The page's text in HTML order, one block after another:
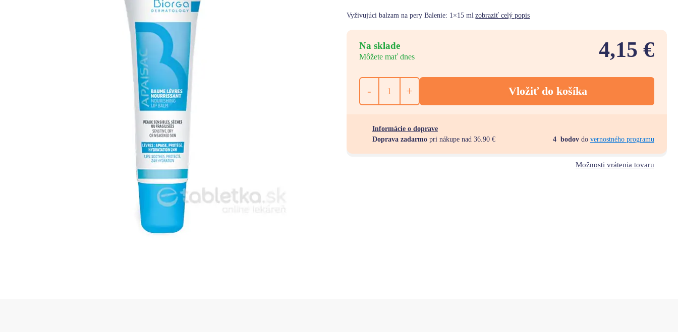
Vyživujúci balzam na pery Balenie: 1×15 ml zobraziť celý popis
Na sklade
Môžete mať dnes 4,15 €
- + Vložiť do košíka
Informácie o doprave
Doprava zadarmopri nákupe nad 36.90 € 4 bodovdo vernostného programu
Možnosti vrátenia tovaru